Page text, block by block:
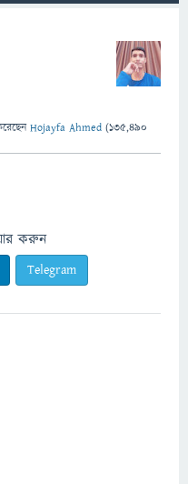
Hojayfa Ahmed (135,490
করুন
Telegram